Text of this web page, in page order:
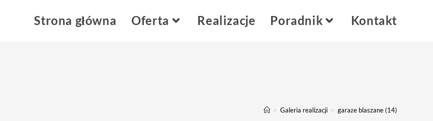
Strona główna Oferta Realizacje Poradnik Kontakt
> Galeria realizacji > garaże blaszane (14)